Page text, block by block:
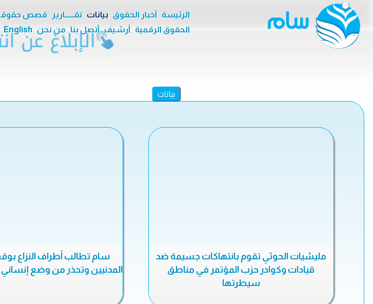
الرئيسة آخبار الحقوق بيانات تقــــــارير قصص
الحقوق الرقمية
أرشيف أتصل بنا من نحن English
بيانات
مليشيات الحوثي تقوم بانتهاكات جسيمة ضد
قيادات وكوادر حزب المؤتمر في مناطق
سيطرتها
سام تطالب أطراف النزاع
المدنيين وتحذر من وضع